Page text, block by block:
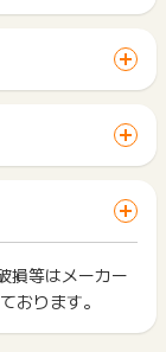
ウンのサポート
となる場合がご
完了するまでの
た場合はポイン
した時とサービ
異なる場合はポ
場合は、毎回
ントGET 」ボ
10円単位の金額
となり、ポイ
われた金額分
の対象には含
損等はメーカー
おります。